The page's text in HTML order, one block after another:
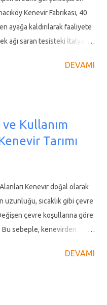
dişilere göre daha
olan kenevir sapları,
kesiti, hipokot...
Kenevir Fabrikası, 40
ayağa kaldırılarak faaliyete
ağı saran tesisteki İtalyan
ekonomiye kazandırıldı.
ip üretmek amacıyla
Bakanının da
duyduğu kenevir,
ilk yıllar adından
edildi. Ancak
ve sermayesinin yetersizliği
DEVAMI
Kullanım
Tarımı
Kenevir doğal olarak
uzunluğu, sıcaklık gibi çevre
çevre koşullarına göre
Bu sebeple, kenevirden
Lif amaçlı
DEVAMI